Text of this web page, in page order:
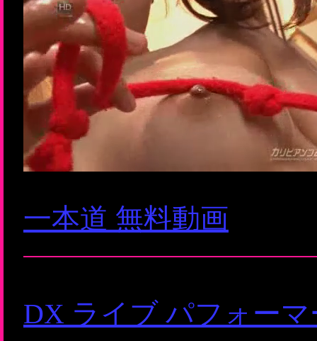
一本道 無料動画
DX ライブ パフォー